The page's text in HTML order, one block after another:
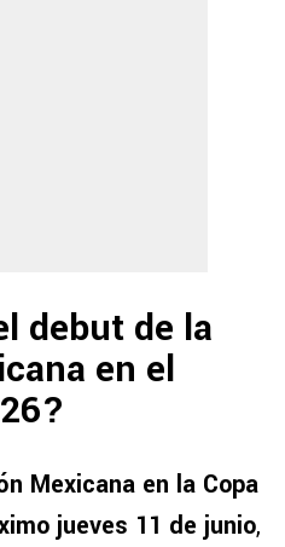
debut de la
en el
Mexicana en la Copa
jueves 11 de junio,